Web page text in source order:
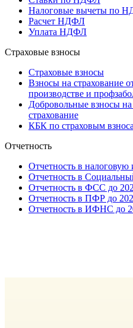
Налоговые вычеты по
Расчет НДФЛ
Уплата НДФЛ
Страховые взносы
Страховые взносы
Взносы на страхование
производстве и
Добровольные взносы на
страхование
КБК по страховым
Отчетность
Отчетность в
Отчетность в
Отчетность в ФСС до
Отчетность в ПФР до
Отчетность в ИФНС до